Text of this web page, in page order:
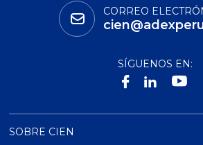
CORREO
SÍGUENOS EN:
SOBRE CIEN